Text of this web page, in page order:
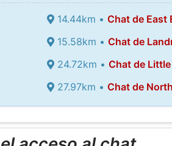
14.44km •Chat de East
15.58km •Chat de
24.72km •Chat de
27.97km •Chat de